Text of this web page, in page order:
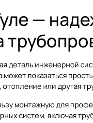
—
деталь инженерной
показаться
или другая
монтажнуюдля
систем, включая